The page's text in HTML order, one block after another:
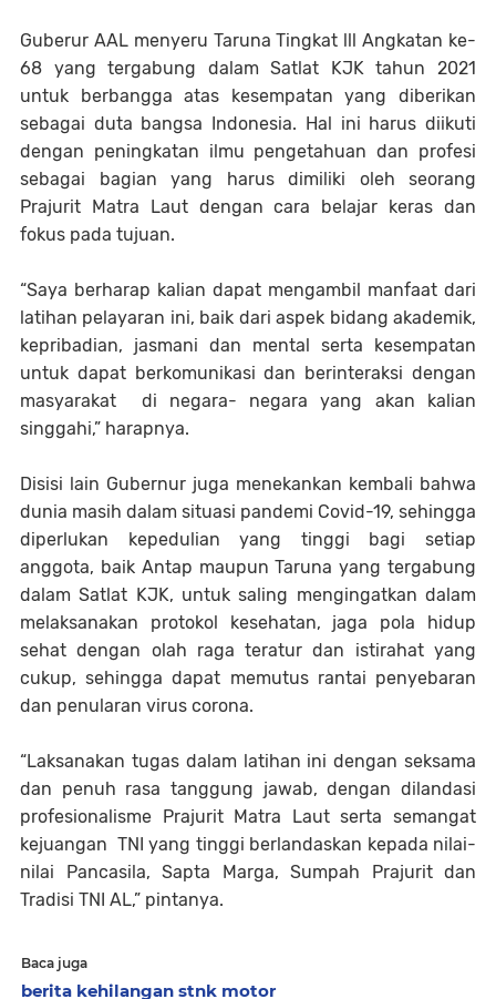
Guberur AAL menyeru Taruna Tingkat lll Angkatan ke-
68 yang tergabung dalam Satlat KJK tahun 2021
untuk berbangga atas kesempatan yang diberikan
sebagai duta bangsa Indonesia. Hal ini harus diikuti
dengan peningkatan ilmu pengetahuan dan profesi
sebagai bagian yang harus dimiliki oleh seorang
Prajurit Matra Laut dengan cara belajar keras dan
fokus pada tujuan.
“Saya berharap kalian dapat mengambil manfaat dari
latihan pelayaran ini, baik dari aspek bidang akademik,
kepribadian, jasmani dan mental serta kesempatan
untuk dapat berkomunikasi dan berinteraksi dengan
masyarakat di negara- negara yang akan kalian
singgahi,” harapnya.
Disisi lain Gubernur juga menekankan kembali bahwa
dunia masih dalam situasi pandemi Covid-19, sehingga
diperlukan kepedulian yang tinggi bagi setiap
anggota, baik Antap maupun Taruna yang tergabung
dalam Satlat KJK, untuk saling mengingatkan dalam
melaksanakan protokol kesehatan, jaga pola hidup
sehat dengan olah raga teratur dan istirahat yang
cukup, sehingga dapat memutus rantai penyebaran
dan penularan virus corona.
“Laksanakan tugas dalam latihan ini dengan seksama
dan penuh rasa tanggung jawab, dengan dilandasi
profesionalisme Prajurit Matra Laut serta semangat
kejuangan TNI yang tinggi berlandaskan kepada nilai-
nilai Pancasila, Sapta Marga, Sumpah Prajurit dan
Tradisi TNI AL,” pintanya.
Baca juga
berita kehilangan stnk motor